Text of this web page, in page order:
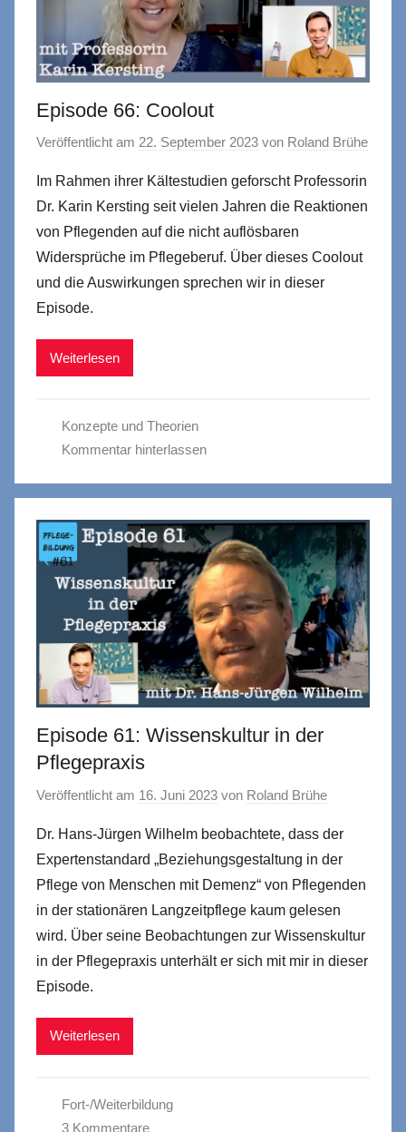
Episode 66: Coolout
Veröffentlicht am 22. September 2023 von Roland Brühe
Im Rahmen ihrer Kältestudien geforscht Professorin
Dr. Karin Kersting seit vielen Jahren die Reaktionen
von Pflegenden auf die nicht auflösbaren
Widersprüche im Pflegeberuf. Über dieses Coolout
und die Auswirkungen sprechen wir in dieser
Episode.
Weiterlesen
Konzepte und Theorien
Kommentar hinterlassen
Episode 61: Wissenskultur in der
Pflegepraxis
Veröffentlicht am 16. Juni 2023 von Roland Brühe
Dr. Hans-Jürgen Wilhelm beobachtete, dass der
Expertenstandard „Beziehungsgestaltung in der
Pflege von Menschen mit Demenz“ von Pflegenden
in der stationären Langzeitpflege kaum gelesen
wird. Über seine Beobachtungen zur Wissenskultur
in der Pflegepraxis unterhält er sich mit mir in dieser
Episode.
Weiterlesen
Fort-/Weiterbildung
3 Kommentare